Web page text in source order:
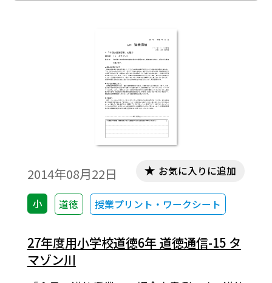
2014年08月22日
小 道徳 授業プリント・ワークシート
お気に入りに追加
27年度用小学校道徳6年 道徳通信-15 タ
マゾン川